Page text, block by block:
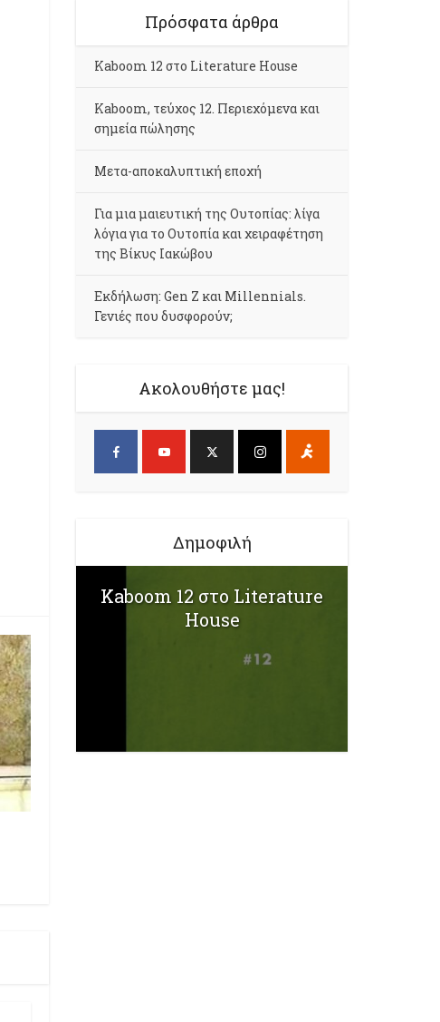
Πρόσφατα άρθρα
Kaboom 12 στο Literature House
Kaboom, τεύχος 12. Περιεχόμενα και
σημεία πώλησης
Μετα-αποκαλυπτική εποχή
Για μια μαιευτική της Ουτοπίας: λίγα
λόγια για το Ουτοπία και χειραφέτηση
της Βίκυς Ιακώβου
Εκδήλωση: Gen Z και Millennials.
Γενιές που δυσφορούν;
Ακολουθήστε μας!
Δημοφιλή
Kaboom 12 στο Literature
House